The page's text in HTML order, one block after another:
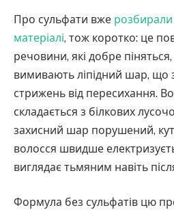
Про сульфати вже
матеріалі, тож коротко: це
речовини, які добре
вимивають ліпідний шар, що
стрижень від пересихання.
складається з білкових
захисний шар порушений,
волосся швидше
виглядає тьмяним навіть
Формула без сульфатів цю